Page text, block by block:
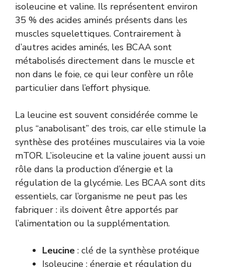
isoleucine et valine. Ils représentent environ
35 % des acides aminés présents dans les
muscles squelettiques. Contrairement à
d’autres acides aminés, les BCAA sont
métabolisés directement dans le muscle et
non dans le foie, ce qui leur confère un rôle
particulier dans l’effort physique.
La leucine est souvent considérée comme le
plus “anabolisant” des trois, car elle stimule la
synthèse des protéines musculaires via la voie
mTOR. L’isoleucine et la valine jouent aussi un
rôle dans la production d’énergie et la
régulation de la glycémie. Les BCAA sont dits
essentiels, car l’organisme ne peut pas les
fabriquer : ils doivent être apportés par
l’alimentation ou la supplémentation.
Leucine : clé de la synthèse protéique
Isoleucine : énergie et régulation du